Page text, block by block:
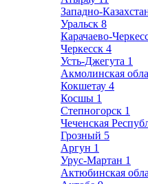
Западно-
Уральск 8
Карачаево-
Черкесск 4
Усть-Джегута 1
Акмолинская
Кокшетау 4
Косшы 1
Степногорск 1
Чеченская
Грозный 5
Аргун 1
Урус-Мартан 1
Актюбинская